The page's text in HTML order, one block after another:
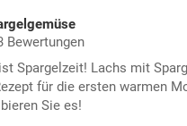
Bewertungen
Spargelzeit! Lachs mit
für die ersten warmen
Sie es!